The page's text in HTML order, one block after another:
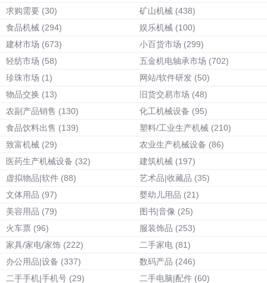
求购需要 (30) 矿山机械 (438)
食品机械 (294) 娱乐机械 (100)
建材市场 (673) 小百货市场 (299)
轻纺市场 (58) 五金机电轴承市场 (702)
珍珠市场 (1) 网站/软件研发 (50)
物品交换 (13) 旧货交易市场 (48)
农副产品销售 (130) 化工机械设备 (95)
食品饮料出售 (139) 塑料/工业生产机械 (210)
致富机械 (29) 农业生产机械设备 (86)
医药生产机械设备 (32) 建筑机械 (197)
虚拟物品|软件 (88) 艺术品|收藏品 (35)
文体用品 (97) 婴幼儿用品 (21)
美容用品 (79) 图书|音像 (25)
火车票 (96) 服装饰品 (253)
家具/家电/家饰 (222) 二手家电 (81)
办公用品|设备 (337) 数码产品 (246)
二手手机|手机号 (29) 二手电脑|配件 (60)